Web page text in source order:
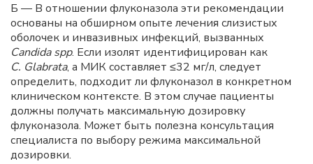
Б — В отношении флуконазола эти рекомендации
основаны на обширном опыте лечения слизистых
оболочек и инвазивных инфекций, вызванных
Candida spp. Если изолят идентифицирован как
С. Glabrata, а МИК составляет ≤32 мг/л, следует
определить, подходит ли флуконазол в конкретном
клиническом контексте. В этом случае пациенты
должны получать максимальную дозировку
флуконазола. Может быть полезна консультация
специалиста по выбору режима максимальной
дозировки.